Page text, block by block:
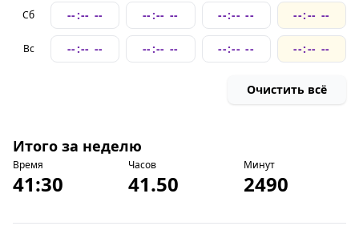
Сб
Вс
Очистить всё
Итого за неделю
Время
41:30
Часов
41.50
Минут
2490